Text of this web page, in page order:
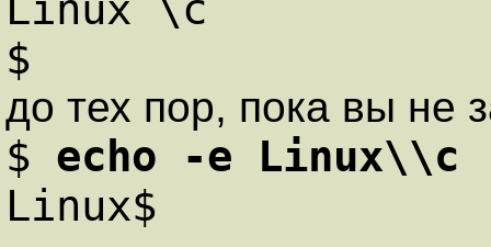
$
до тех пор, пока вы не
$ echo -e Linux\\с
Linux$